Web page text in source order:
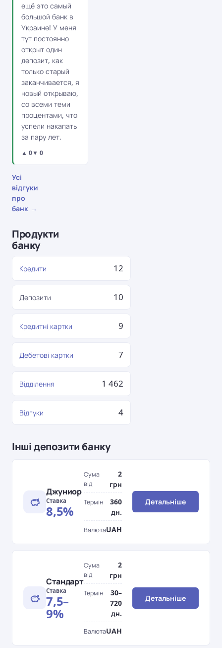
ещё это самый
большой банк в
Украине! У меня
тут постоянно
открыт один
депозит, как
только старый
заканчивается, я
новый открываю,
со всеми теми
процентами, что
успели накапать
за пару лет.
▲ 0▼ 0
Усі
відгуки
про
банк →
Продукти
банку
Кредити 12
Депозити 10
Кредитні картки 9
Дебетові картки 7
Відділення 1 462
Відгуки 4
Інші депозити банку
Джуниор
Ставка
8,5%
Сума
від
2
грн
Термін
360
дн.
ВалютаUAH
Детальніше
Стандарт
Ставка
7,5–
9%
Сума
від
2
грн
Термін
30–
720
дн.
ВалютаUAH
Детальніше